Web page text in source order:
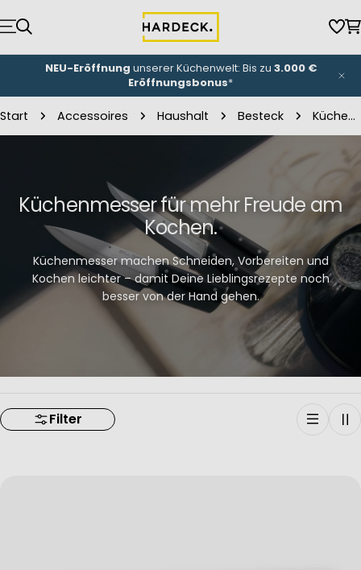
Inhalt
springen
NEU-Eröffnung unserer Küchenwelt: Bis zu 3.000 €
Eröffnungsbonus*
Start Accessoires Haushalt Besteck Küchenmesser
Küchenmesser für mehr Freude am
Kochen.
Küchenmesser machen Schneiden, Vorbereiten und
Kochen leichter – damit Deine Lieblingsrezepte noch
besser von der Hand gehen.
Filter